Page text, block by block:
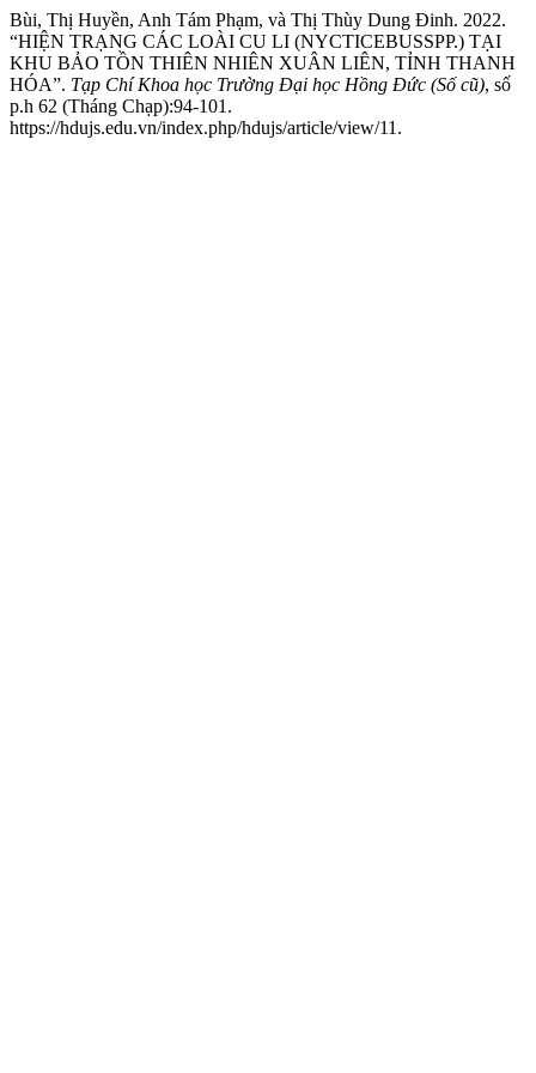
Bùi, Thị Huyền, Anh Tám Phạm, và Thị Thùy Dung Đinh. 2022.
“HIỆN TRẠNG CÁC LOÀI CU LI (NYCTICEBUSSPP.) TẠI
KHU BẢO TỒN THIÊN NHIÊN XUÂN LIÊN, TỈNH THANH
HÓA”. Tạp Chí Khoa học Trường Đại học Hồng Đức (Số cũ), số
p.h 62 (Tháng Chạp):94-101.
https://hdujs.edu.vn/index.php/hdujs/article/view/11.